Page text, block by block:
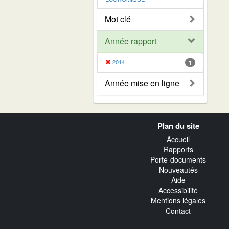
Mot clé
Année rapport
2014 1
Année mise en ligne
Plan du site
Accueil
Rapports
Porte-documents
Nouveautés
Aide
Accessibilité
Mentions légales
Contact